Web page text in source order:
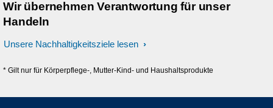
Wir übernehmen Verantwortung für unser
Handeln
Unsere Nachhaltigkeitsziele lesen
* Gilt nur für Körperpflege-, Mutter-Kind- und Haushaltsprodukte